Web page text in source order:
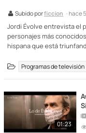
Subido porficcion · hace
Jordi Évolve entrevista el
personajes más
hispana que está
Programas de televisión
01:23